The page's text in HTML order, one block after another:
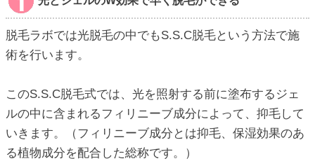
脱毛ラボでは光脱毛の中でもS.S.C脱毛という方法で施
術を行います。
このS.S.C脱毛式では、光を照射する前に塗布するジェ
ルの中に含まれるフィリニーブ成分によって、抑毛して
いきます。（フィリニーブ成分とは抑毛、保湿効果のあ
る植物成分を配合した総称です。）